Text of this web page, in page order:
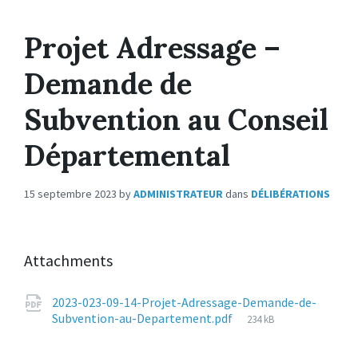
Projet Adressage –
Demande de
Subvention au Conseil
Départemental
15 septembre 2023 byADMINISTRATEURdans DÉLIBÉRATIONS
Attachments
2023-023-09-14-Projet-Adressage-Demande-de-
Subvention-au-Departement.pdf
File
234 kB